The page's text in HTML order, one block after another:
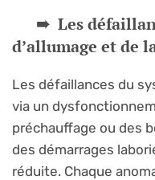
Les
d’allumage et de
Les défaillances du
via un
préchauffage ou des
des démarrages
réduite. Chaque